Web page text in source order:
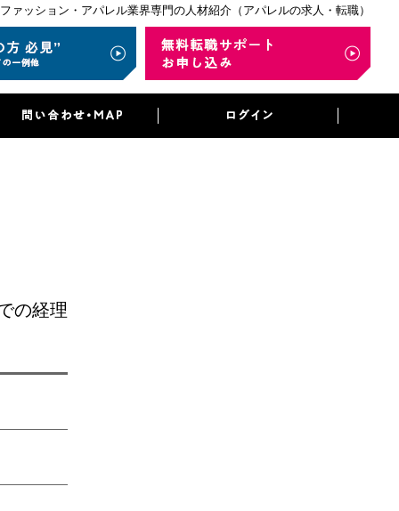
ファッション・アパレル業界専門の人材紹介（アパレルの求人・転職）
の経理